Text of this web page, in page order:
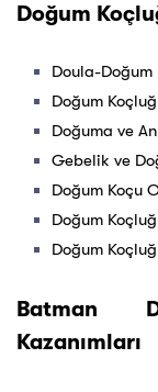
Doğum
Doula-Doğum
Doğum
Doğuma ve
Gebelik ve
Doğum Koçu
Doğum
Doğum
Batman
Kazanımları